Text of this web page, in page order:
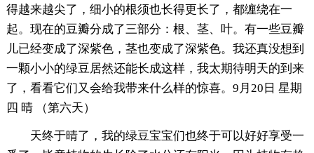
得越来越尖了，细小的根须也长得更长了，都缠绕在一
起。现在的豆瓣分成了三部分：根、茎、叶。有一些豆瓣
儿已经变成了深紫色，茎也变成了深紫色。我还真没想到
一颗小小的绿豆居然还能长成这样，我太期待明天的到来
了，看看它们又会给我带来什么样的惊喜。9月20日 星期
四 晴 （第六天）
天终于晴了，我的绿豆宝宝们也终于可以好好享受一